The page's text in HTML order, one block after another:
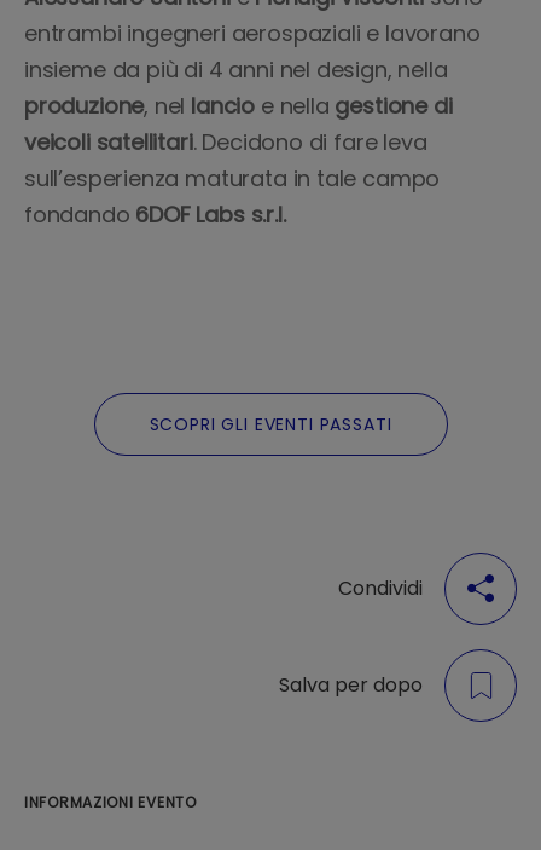
entrambi ingegneri aerospaziali e lavorano
insieme da più di 4 anni nel design, nella
produzione, nel lancio e nella gestione di
veicoli satellitari. Decidono di fare leva
sull’esperienza maturata in tale campo
fondando 6DOF Labs s.r.l.
SCOPRI GLI EVENTI PASSATI
Condividi
Salva per dopo
INFORMAZIONI EVENTO